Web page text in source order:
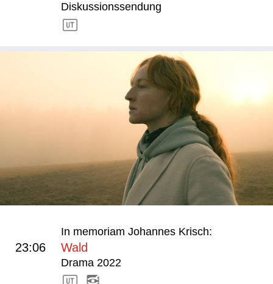
Diskussionssendung
In memoriam Johannes Krisch:
23:06 Wald
Drama 2022